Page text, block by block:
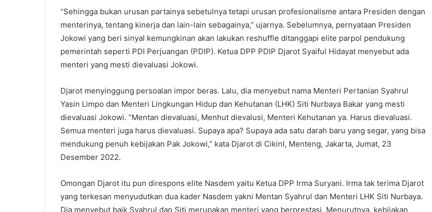
“Sehingga bukan urusan partainya sebetulnya tetapi urusan profesionalisme antara Presiden dengan
menterinya, tentang kinerja dan lain-lain sebagainya,” ujarnya. Sebelumnya, pernyataan Presiden
Jokowi yang beri sinyal kemungkinan akan lakukan reshuffle ditanggapi elite parpol pendukung
pemerintah seperti PDI Perjuangan (PDIP). Ketua DPP PDIP Djarot Syaiful Hidayat menyebut ada
menteri yang mesti dievaluasi Jokowi.
Djarot menyinggung persoalan impor beras. Lalu, dia menyebut nama Menteri Pertanian Syahrul
Yasin Limpo dan Menteri Lingkungan Hidup dan Kehutanan (LHK) Siti Nurbaya Bakar yang mesti
dievaluasi Jokowi. “Mentan dievaluasi, Menhut dievalusi, Menteri Kehutanan ya. Harus dievaluasi.
Semua menteri juga harus dievaluasi. Supaya apa? Supaya ada satu darah baru yang segar, yang bisa
mendukung penuh kebijakan Pak Jokowi,” kata Djarot di CikinI, Menteng, Jakarta, Jumat, 23
Desember 2022.
Omongan Djarot itu pun direspons elite Nasdem yaitu Ketua DPP Irma Suryani. Irma tak terima Djarot
yang terkesan menyudutkan dua kader Nasdem yakni Mentan Syahrul dan Menteri LHK Siti Nurbaya.
Dia menyebut baik Syahrul dan Siti merupakan menteri yang berprestasi. Menurutnya, kebijakan